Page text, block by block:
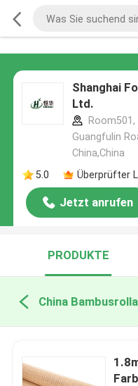
Shanghai
Ltd.
Guangfulin
China,China
5.0
Überprüfter
Jetzt anrufen
PRODUKTE
China